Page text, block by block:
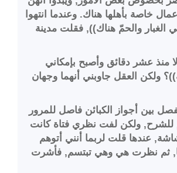
خاصة بأهلها هناك. وعندما انتهوا
والحمّ هناك)), فقلت مدينة
منذ عشر دقائق وأصبح بإمكاني
العقل جاوبني أنهما وجهان
بين أجواز الكبائن فاصل للمرور
ولكن لفت نظري فتاة كانت
عندها قلت لربما أنني أتوهم
ثم نظرت هي وهي تبتسم, فأشرت